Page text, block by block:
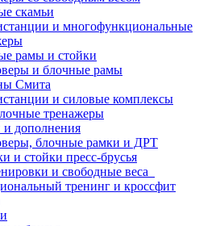
скамьи
и многофункциональные
рамы и стойки
и блочные рамы
Смита
и силовые комплексы
тренажеры
дополнения
блочные рамки и ДРТ
и стойки пресс-брусья
и свободные веса
тренинг и кроссфит